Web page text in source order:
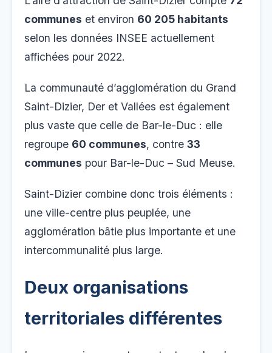
communes et environ 60 205 habitants
selon les données INSEE actuellement
affichées pour 2022.
La communauté d’agglomération du Grand
Saint-Dizier, Der et Vallées est également
plus vaste que celle de Bar-le-Duc : elle
regroupe 60 communes, contre 33
communes pour Bar-le-Duc – Sud Meuse.
Saint-Dizier combine donc trois éléments :
une ville-centre plus peuplée, une
agglomération bâtie plus importante et une
intercommunalité plus large.
Deux organisations
territoriales différentes